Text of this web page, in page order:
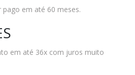
em até 60 meses.
em até 36x com juros muito